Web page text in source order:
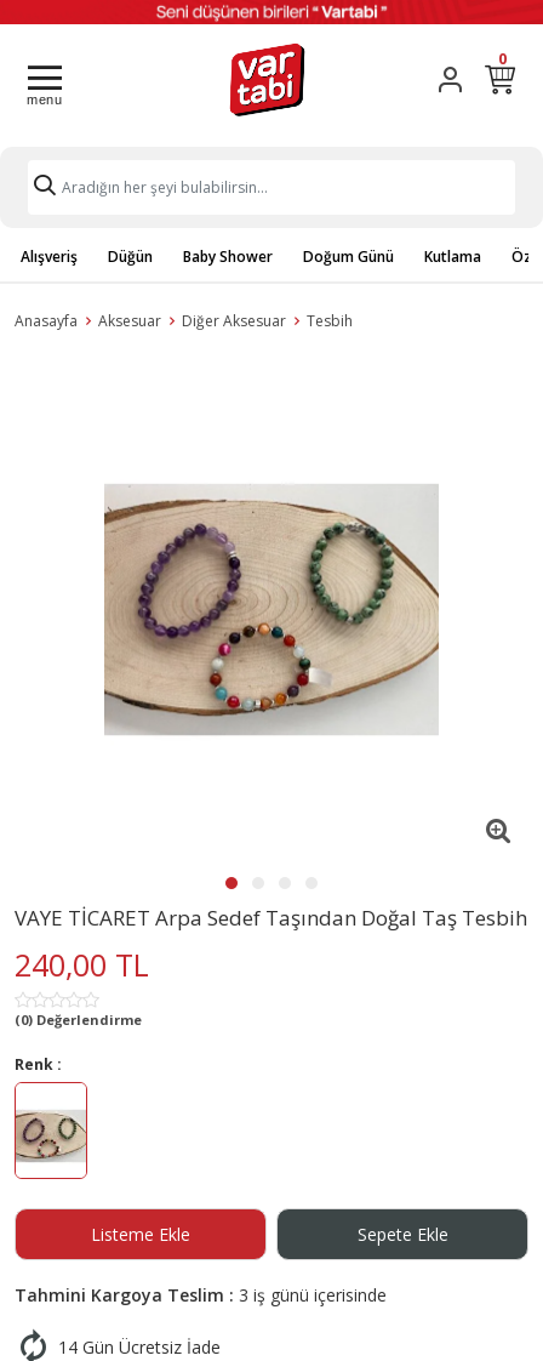
0
Alışveriş Düğün Baby Shower Doğum Günü Kutlama
Anasayfa Aksesuar Diğer Aksesuar Tesbih
VAYE TİCARET Arpa Sedef Taşından Doğal Taş Tesbih
240,00 TL
(0) Değerlendirme
Renk :
Listeme Ekle Sepete Ekle
Tahmini Kargoya Teslim : 3 iş günü içerisinde
14 Gün Ücretsiz İade